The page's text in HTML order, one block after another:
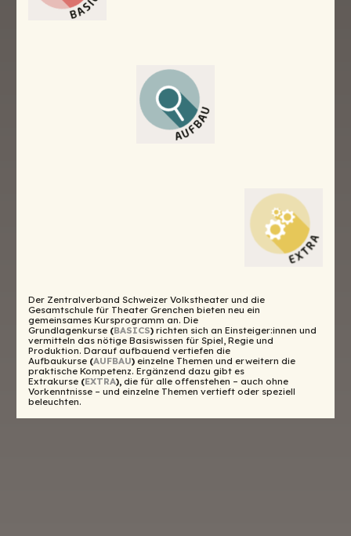
Der Zentralverband Schweizer Volks­theater und die
Gesamtschule für Theater Grenchen bieten neu ein
gemeinsames Kursprogramm an. Die
Grundlagenkurse (BASICS) richten sich an Einsteiger:innen und
ver­mitteln das nötige Basiswissen für Spiel, Regie und
Produktion. Darauf aufbauend vertiefen die
Aufbaukurse (AUFBAU) einzelne Themen und erweitern die
praktische Kompetenz. Ergänzend dazu gibt es
Extrakurse (EXTRA), die für alle offenstehen – auch ohne
Vorkenntnisse – und einzelne Themen vertieft oder speziell
beleuchten.